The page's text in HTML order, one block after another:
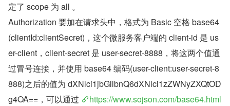
定了 scope 为 all 。
Authorization 要加在请求头中，格式为 Basic 空格 base64
(clientId:clientSecret)，这个微服务客户端的 client-id 是 us
er-client，client-secret 是 user-secret-8888，将这两个值通
过冒号连接，并使用 base64 编码(user-client:user-secret-8
888)之后的值为 dXNlci1jbGllbnQ6dXNlci1zZWNyZXQtOD
g4OA==，可以通过
https://www.sojson.com/base64.html